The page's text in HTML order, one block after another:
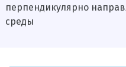
перпендикулярно
среды